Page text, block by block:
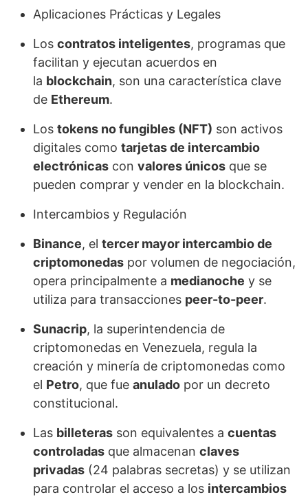
Aplicaciones Prácticas y Legales
Los contratos inteligentes, programas que
facilitan y ejecutan acuerdos en
la blockchain, son una característica clave
de Ethereum.
Los tokens no fungibles (NFT) son activos
digitales como tarjetas de intercambio
electrónicas con valores únicos que se
pueden comprar y vender en la blockchain.
Intercambios y Regulación
Binance, el tercer mayor intercambio de
criptomonedas por volumen de negociación,
opera principalmente a medianoche y se
utiliza para transacciones peer-to-peer.
Sunacrip, la superintendencia de
criptomonedas en Venezuela, regula la
creación y minería de criptomonedas como
el Petro, que fue anulado por un decreto
constitucional.
Las billeteras son equivalentes a cuentas
controladas que almacenan claves
privadas (24 palabras secretas) y se utilizan
para controlar el acceso a los intercambios